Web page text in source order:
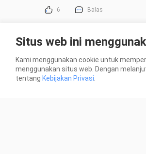
6 Balas
Altermaneater 17/11/2022
4 Balas
Situs web ini
Kami menggunakan cookie untuk
menggunakan situs web. Dengan
tentang Kebijakan Privasi